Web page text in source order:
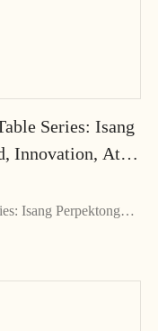
Series: Isang
Innovation, At
Isang Perpektong